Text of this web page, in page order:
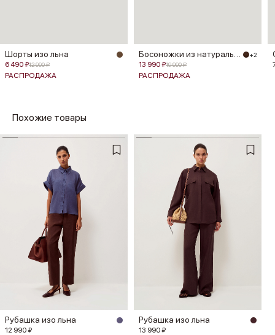
Шорты изо льна
6 490 ₽12 990 ₽
РАСПРОДАЖА
Босоножки из натуральной замши +2
13 990 ₽19 990 ₽
РАСПРОДАЖА
Похожие товары
Рубашка изо льна
12 990 ₽
Рубашка изо льна
13 990 ₽